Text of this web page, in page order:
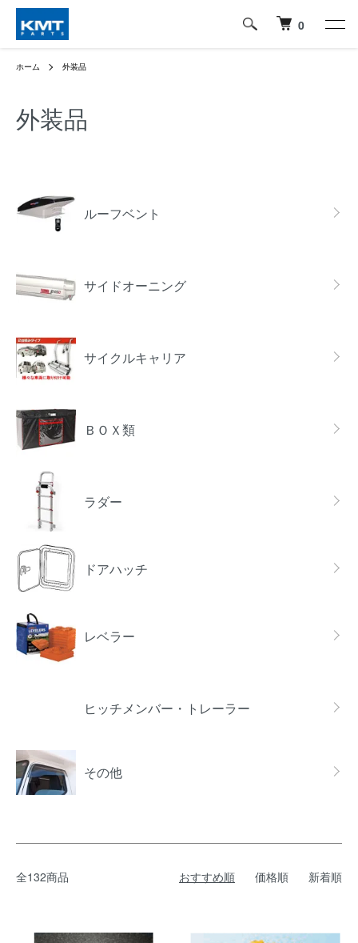
0
ホーム 外装品
外装品
ルーフベント
サイドオーニング
サイクルキャリア
ＢＯＸ類
ラダー
ドアハッチ
レベラー
ヒッチメンバー・トレーラー
その他
全132商品 おすすめ順 価格順 新着順